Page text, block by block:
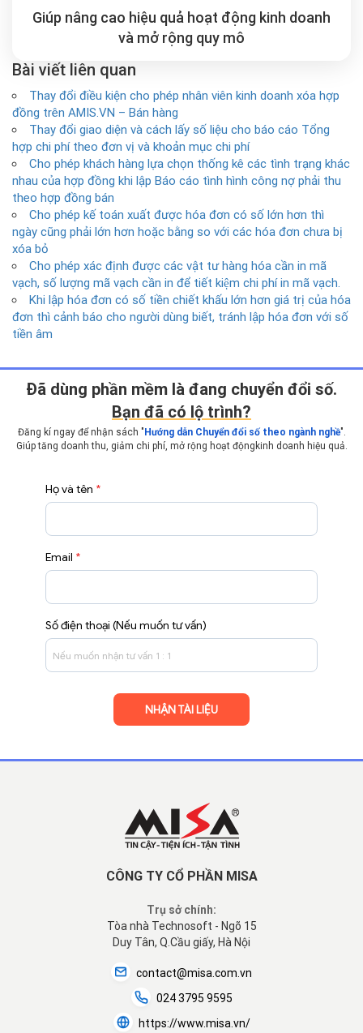
Giúp nâng cao hiệu quả hoạt động kinh doanh
và mở rộng quy mô
Bài viết liên quan
Thay đổi điều kiện cho phép nhân viên kinh doanh xóa hợp
đồng trên AMIS.VN – Bán hàng
Thay đổi giao diện và cách lấy số liệu cho báo cáo Tổng
hợp chi phí theo đơn vị và khoản mục chi phí
Cho phép khách hàng lựa chọn thống kê các tình trạng khác
nhau của hợp đồng khi lập Báo cáo tình hình công nợ phải thu
theo hợp đồng bán
Cho phép kế toán xuất được hóa đơn có số lớn hơn thì
ngày cũng phải lớn hơn hoặc bằng so với các hóa đơn chưa bị
xóa bỏ
Cho phép xác định được các vật tư hàng hóa cần in mã
vạch, số lượng mã vạch cần in để tiết kiệm chi phí in mã vạch.
Khi lập hóa đơn có số tiền chiết khấu lớn hơn giá trị của hóa
đơn thì cảnh báo cho người dùng biết, tránh lập hóa đơn với số
tiền âm
Ðã dùng phần mềm là đang chuyển đổi số.
Bạn đã có lộ trình?
Đăng kí ngay để nhận sách " Hướng dẫn Chuyển đổi số theo ngành nghề".
Giúp tăng doanh thu, giảm chi phí, mở rộng hoạt động kinh doanh hiệu quả.
Họ và tên *
Email *
Số điện thoại (Nếu muốn tư vấn)
CÔNG TY CỔ PHẦN MISA
Trụ sở chính:
Tòa nhà Technosoft - Ngõ 15
Duy Tân, Q.Cầu giấy, Hà Nội
contact@misa.com.vn
024 3795 9595
https://www.misa.vn/